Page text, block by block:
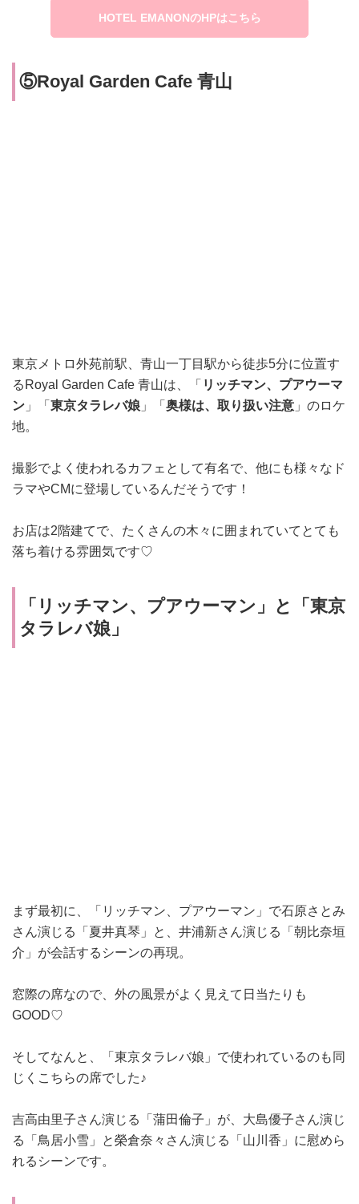
HOTEL EMANONのHPはこちら
⑤Royal Garden Cafe 青山
東京メトロ外苑前駅、青山一丁目駅から徒歩5分に位置す
る Royal Garden Cafe 青山は、 「 リッチマン、プアウーマ
ン 」 「 東京タラレバ娘 」「 奥様は、取り扱い注意 」のロケ
地。
撮影でよく使われるカフェとして有名で、他にも様々なド
ラマやCMに登場しているんだそうです！
お店は2階建てで、たくさんの木々に囲まれていてとても
落ち着ける雰囲気です♡
「 リッチマン、プアウーマン 」と 「 東京
タラレバ娘 」
まず最初に、「 リッチマン、プアウーマン」で石原さとみ
さん演じる「 夏井真琴 」と、井浦新さん演じる「 朝比奈垣
介 」が会話するシーンの再現。
窓際の席なので、外の風景がよく見えて日当たりも
GOOD♡
そしてなんと、 「 東京タラレバ娘」 で使われているのも同
じくこちらの席でした♪
吉高由里子さん演じる「蒲田倫子」が、大島優子さん演じ
る「鳥居小雪」と榮倉奈々さん演じる「山川香」に慰めら
れるシーンです。